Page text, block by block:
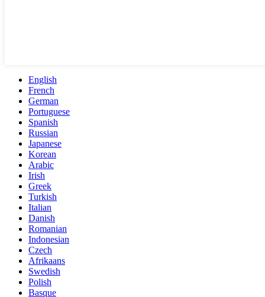
English
French
German
Portuguese
Spanish
Russian
Japanese
Korean
Arabic
Irish
Greek
Turkish
Italian
Danish
Romanian
Indonesian
Czech
Afrikaans
Swedish
Polish
Basque